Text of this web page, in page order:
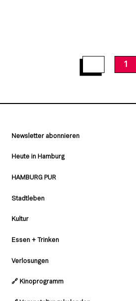
1
Newsletter abonnieren
Heute in Hamburg
HAMBURG PUR
Stadtleben
Kultur
Essen + Trinken
Verlosungen
🔗 Kinoprogramm